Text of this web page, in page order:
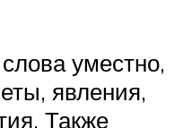
уместно,
явления,
Также